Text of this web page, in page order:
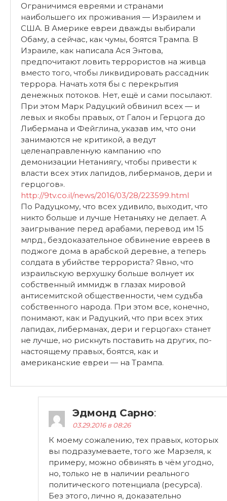
Ограничимся евреями и странами
наибольшего их проживания — Израилем и
США. В Америке евреи дважды выбирали
Обаму, а сейчас, как чумы, боятся Трампа. В
Израиле, как написала Ася Энтова,
предпочитают ловить террористов на живца
вместо того, чтобы ликвидировать рассадник
террора. Начать хотя бы с перекрытия
денежных потоков. Нет, ещё и сами посылают.
При этом Марк Радуцкий обвинил всех — и
левых и якобы правых, от Галон и Герцога до
Либермана и Фейглина, указав им, что они
занимаются не критикой, а ведут
целенаправленную кампанию «по
демонизации Нетаниягу, чтобы привести к
власти всех этих лапидов, либерманов, дери и
герцогов».
http://9tv.co.il/news/2016/03/28/223599.html
По Радуцкому, что всех удивило, выходит, что
никто больше и лучше Нетаньяху не делает. А
заигрывание перед арабами, перевод им 15
млрд., бездоказательное обвинение евреев в
поджоге дома в арабской деревне, а теперь
солдата в убийстве террориста? Явно, что
израильскую верхушку больше волнует их
собственный иммидж в глазах мировой
антисемитской общественности, чем судьба
собственного народа. При этом все, конечно,
понимают, как и Радуцкий, что при всех этих
лапидах, либерманах, дери и герцогах» станет
не лучше, но рискнуть поставить на других, по-
настоящему правых, боятся, как и
американские евреи — на Трампа.
Эдмонд Сарно:
03.29.2016 в 08:26
К моему сожалению, тех правых, которых
вы подразумеваете, того же Марзеля, к
примеру, можно обвинять в чём угодно,
но, только не в наличии реального
политического потенциала (ресурса).
Без этого, лично я, доказательно